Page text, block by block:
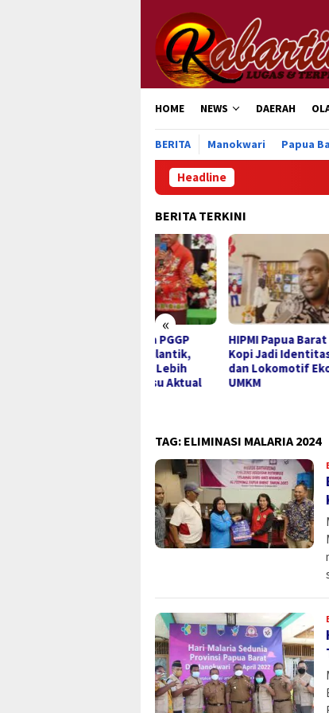
konten
HOME NEWS DAERAH
BERITA Manokwari Papua
Headline
BERITA TERKINI
«
HIPMI Papua Barat Dorong
Kopi Jadi Identitas Daerah
dan Lokomotif Ekonomi
UMKM
TAG: ELIMINASI MALARIA 2024